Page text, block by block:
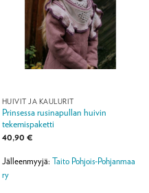
HUIVIT JA KAULURIT
Prinsessa rusinapullan huivin
tekemispaketti
40,90 €
Jälleenmyyjä: Taito Pohjois-Pohjanmaa
ry